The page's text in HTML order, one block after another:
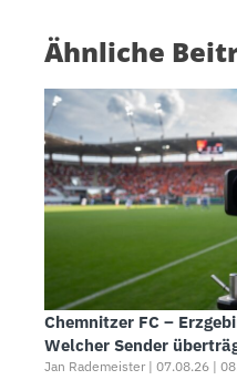
Ähnliche
Chemnitzer FC –
Welcher Sender
Jan Rademeister | 07.08.26 |